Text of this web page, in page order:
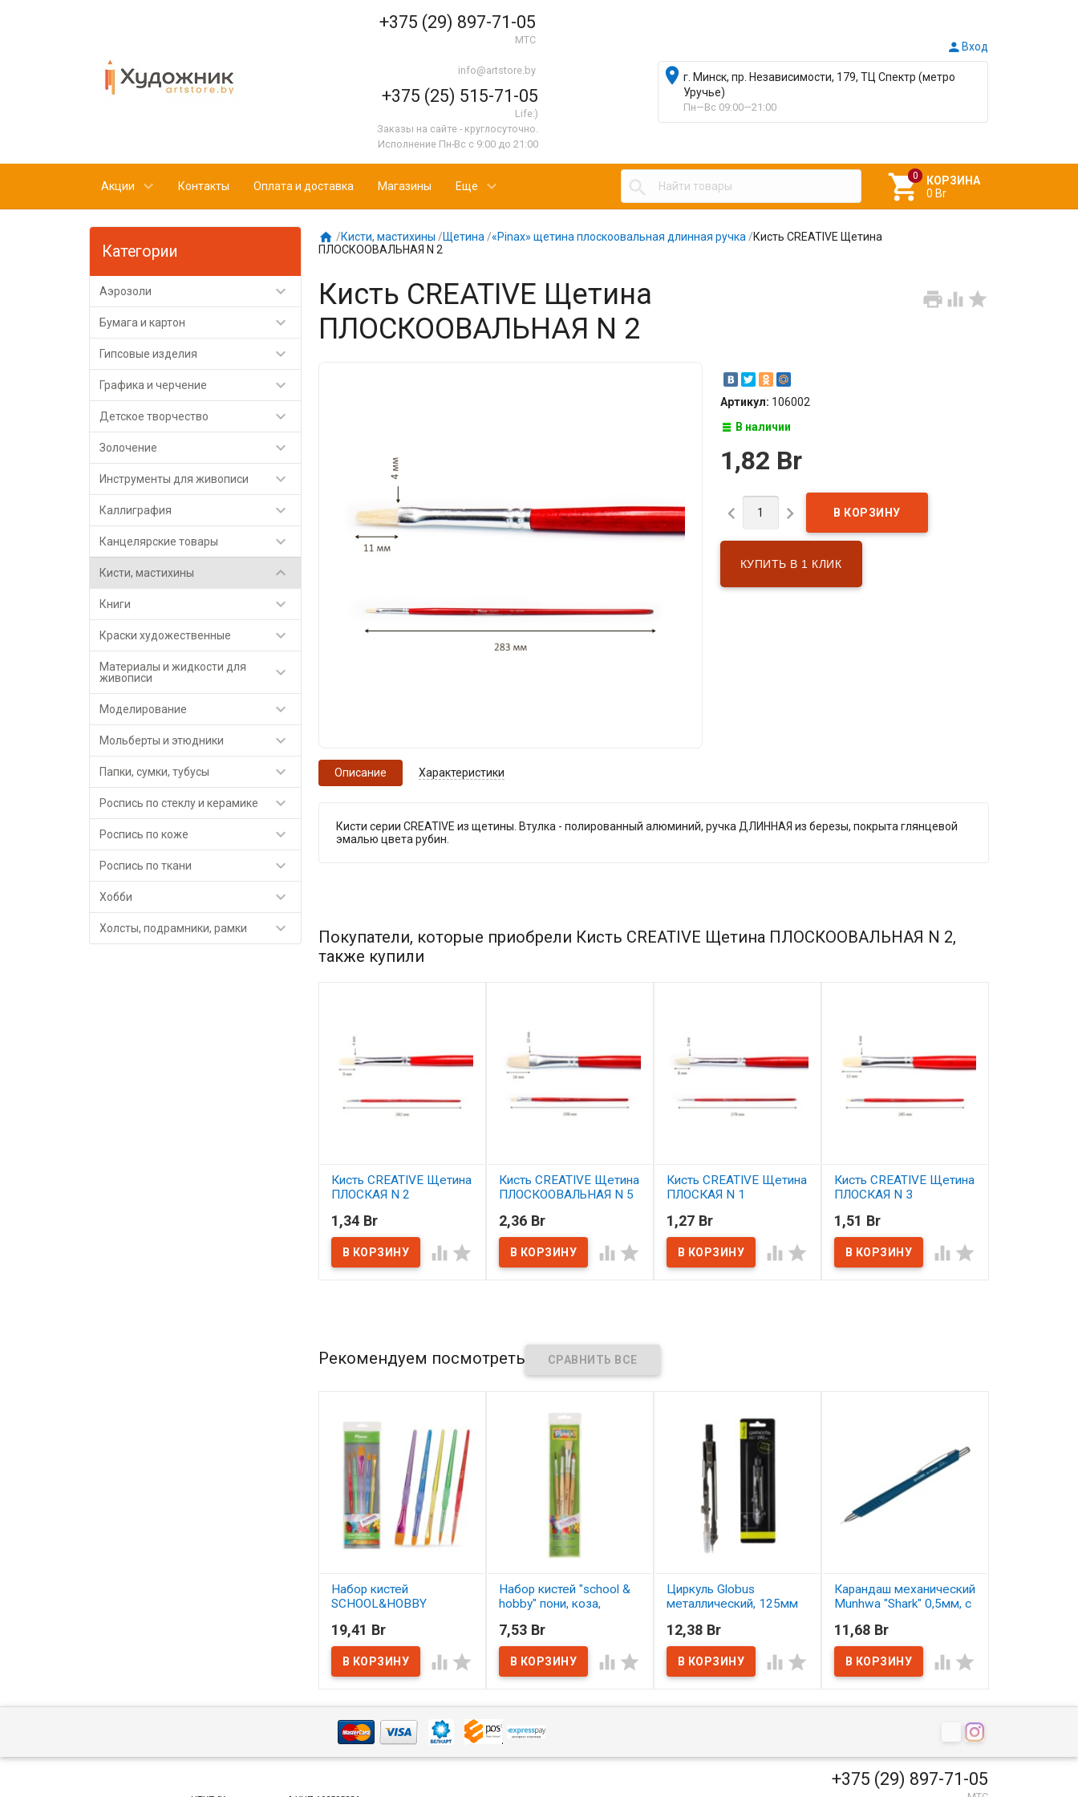
+375 (29) 897-71-05
МТС
info@artstore.by
+375 (25) 515-71-05
Life:)
Заказы на сайте - круглосуточно.
Исполнение Пн-Вс с 9:00 до 21:00
Вход
г. Минск, пр. Независимости, 179, ТЦ Спектр (метро
Уручье)
Пн—Вс 09:00—21:00
Акции Контакты Оплата и доставка Магазины Еще  
КОРЗИНА
0 Br
Категории
Аэрозоли 
Бумага и картон 
Гипсовые изделия 
Графика и черчение 
Детское творчество 
Золочение 
Инструменты для живописи 
Каллиграфия 
Канцелярские товары 
Кисти, мастихины 
Книги 
Краски художественные 
Материалы и жидкости для
живописи

Моделирование 
Мольберты и этюдники 
Папки, сумки, тубусы 
Роспись по стеклу и керамике 
Роспись по коже 
Роспись по ткани 
Хобби 
Холсты, подрамники, рамки 
 /Кисти, мастихины /Щетина /«Pinax» щетина плоскоовальная длинная ручка /Кисть CREATIVE Щетина
ПЛОСКООВАЛЬНАЯ N 2
  
Кисть CREATIVE Щетина
ПЛОСКООВАЛЬНАЯ N 2
Артикул: 106002
В наличии
1,82 Br
 
КУПИТЬ В 1 КЛИК
Описание Характеристики
Кисти серии CREATIVE из щетины. Втулка - полированный алюминий, ручка ДЛИННАЯ из березы, покрыта глянцевой
эмалью цвета рубин.
Покупатели, которые приобрели Кисть CREATIVE Щетина ПЛОСКООВАЛЬНАЯ N 2,
также купили
Кисть CREATIVE Щетина
ПЛОСКАЯ N 2
В наличии
1,34 Br
 
Кисть CREATIVE Щетина
ПЛОСКООВАЛЬНАЯ N 5
В наличии
2,36 Br
 
Кисть CREATIVE Щетина
ПЛОСКАЯ N 1
В наличии
1,27 Br
 
Кисть CREATIVE Щетина
ПЛОСКАЯ N 3
В наличии
1,51 Br
 
Рекомендуем посмотреть
Набор кистей
SCHOOL&HOBBY
АССОРТИ
В наличии
19,41 Br
 
Набор кистей "school &
hobby" пони, коза,
В наличии
7,53 Br
 
Циркуль Globus
металлический, 125мм
В наличии
12,38 Br
 
Карандаш механический
Munhwa "Shark" 0,5мм, с
В наличии
11,68 Br
 
+375 (29) 897-71-05